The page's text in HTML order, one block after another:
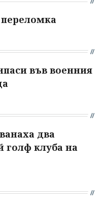
във военния
два
голф клуба на